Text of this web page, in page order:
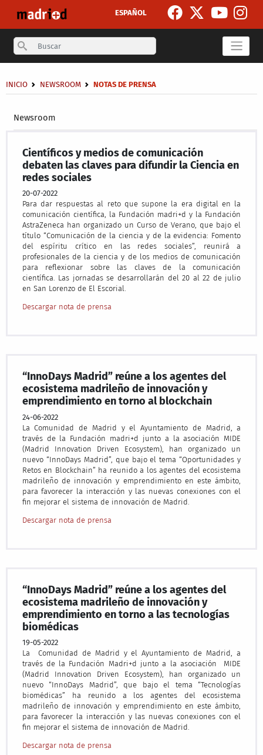
ESPAÑOL
Search
Newsroom
Breadcrumb
INICIO NEWSROOM NOTAS DE PRENSA
Científicos y medios de comunicación
debaten las claves para difundir la Ciencia en
redes sociales
20-07-2022
Para dar respuestas al reto que supone la era digital en la
comunicación científica, la Fundación madri+d y la Fundación
AstraZeneca han organizado un Curso de Verano, que bajo el
título “Comunicación de la ciencia y de la evidencia: Fomento
del espíritu crítico en las redes sociales”, reunirá a
profesionales de la ciencia y de los medios de comunicación
para reflexionar sobre las claves de la comunicación
científica. Las jornadas se desarrollarán del 20 al 22 de julio
en San Lorenzo de El Escorial.
Descargar nota de prensa
“InnoDays Madrid” reúne a los agentes del
ecosistema madrileño de innovación y
emprendimiento en torno al blockchain
24-06-2022
La Comunidad de Madrid y el Ayuntamiento de Madrid, a
través de la Fundación madri+d junto a la asociación MIDE
(Madrid Innovation Driven Ecosystem), han organizado un
nuevo “InnoDays Madrid”, que bajo el tema “Oportunidades y
Retos en Blockchain” ha reunido a los agentes del ecosistema
madrileño de innovación y emprendimiento en este ámbito,
para favorecer la interacción y las nuevas conexiones con el
fin mejorar el sistema de innovación de Madrid.
Descargar nota de prensa
“InnoDays Madrid” reúne a los agentes del
ecosistema madrileño de innovación y
emprendimiento en torno a las tecnologías
biomédicas
19-05-2022
La Comunidad de Madrid y el Ayuntamiento de Madrid, a
través de la Fundación Madri+d junto a la asociación MIDE
(Madrid Innovation Driven Ecosystem), han organizado un
nuevo “InnoDays Madrid”, que bajo el tema “Tecnologías
biomédicas” ha reunido a los agentes del ecosistema
madrileño de innovación y emprendimiento en este ámbito,
para favorecer la interacción y las nuevas conexiones con el
fin mejorar el sistema de innovación de Madrid.
Descargar nota de prensa